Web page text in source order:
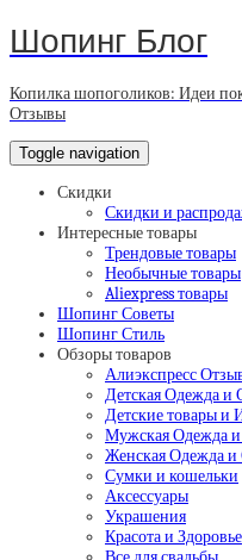
Шопинг Блог
Копилка шопоголиков: Идеи
Отзывы
Toggle navigation
Скидки
Скидки и
Интересные товары
Трендовые товары
Необычные товары
Aliexpress товары
Шопинг Советы
Шопинг Стиль
Обзоры товаров
Алиэкспресс
Детская Одежда и
Детские товары и
Мужская Одежда
Женская Одежда и
Сумки и кошельки
Аксессуары
Украшения
Красота и Здоровье